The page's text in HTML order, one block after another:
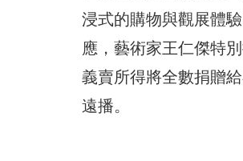
浸式的購物與觀展體
應，藝術家王仁傑特
義賣所得將全數捐贈
遠播。